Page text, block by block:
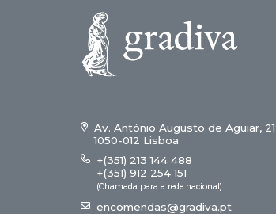
Av. António Augusto de Aguiar, 21
1050-012 Lisboa
+(351) 213 144 488
+(351) 912 254 151
(Chamada para a rede nacional)
encomendas@gradiva.pt